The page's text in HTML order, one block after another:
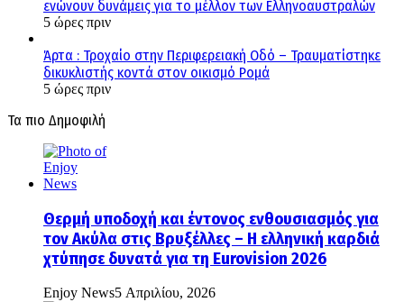
ενώνουν δυνάμεις για το μέλλον των Ελληνοαυστραλών
5 ώρες πριν
Άρτα : Τροχαίο στην Περιφερειακή Οδό – Τραυματίστηκε
δικυκλιστής κοντά στον οικισμό Ρομά
5 ώρες πριν
Τα πιο Δημοφιλή
Θερμή υποδοχή και έντονος ενθουσιασμός για
τον Ακύλα στις Βρυξέλλες – Η ελληνική καρδιά
χτύπησε δυνατά για τη Eurovision 2026
Enjoy News5 Απριλίου, 2026